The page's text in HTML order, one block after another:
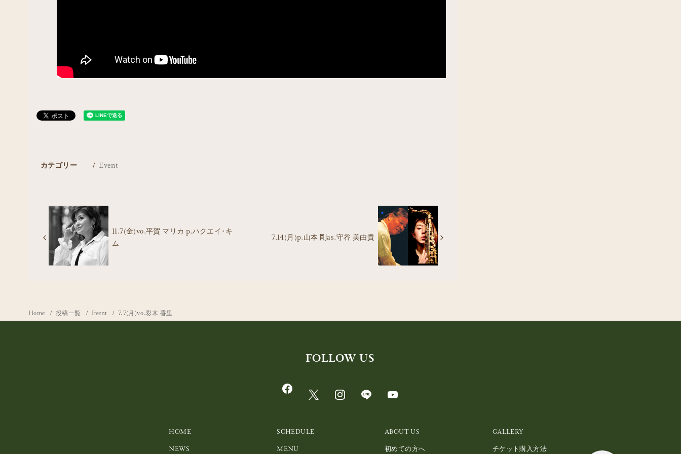
カテゴリー Event
11.7(金)vo.平賀 マリカ p.ハクエイ･キ
ム
7.14(月)p.山本 剛as.守谷 美由貴
Home 投稿一覧 Event 7.7(月)vo.彩木 香里
FOLLOW US
HOME SCHEDULE ABOUT US
GALLERY
NEWS
MENU 初めての方へ チケット購入方法